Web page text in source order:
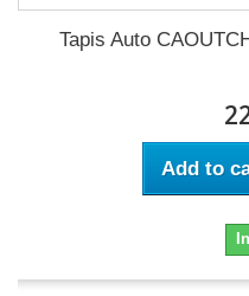
Tapis Auto
Add to